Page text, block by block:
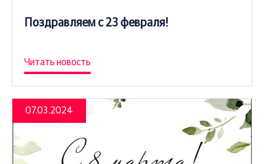
Поздравляем с 23 февраля!
Читать новость
07.03.2024